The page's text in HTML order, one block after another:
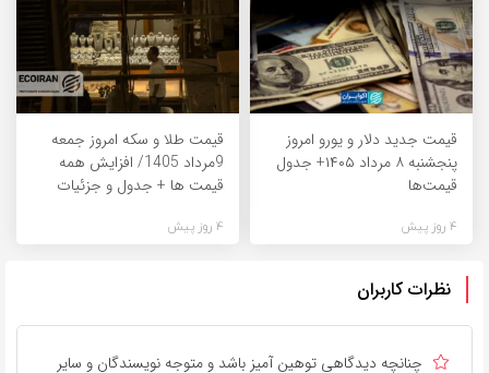
قیمت جدید دلار و یورو امروز
پنجشنبه ۸ مرداد ۱۴۰۵+ جدول
قیمت‌ها
4 روز پیش
قیمت طلا و سکه امروز جمعه
9مرداد 1405/ افزایش همه
قیمت ها + جدول و جزئیات
4 روز پیش
نظرات کاربران
چنانچه دیدگاهی توهین آمیز باشد و متوجه نویسندگان و سایر